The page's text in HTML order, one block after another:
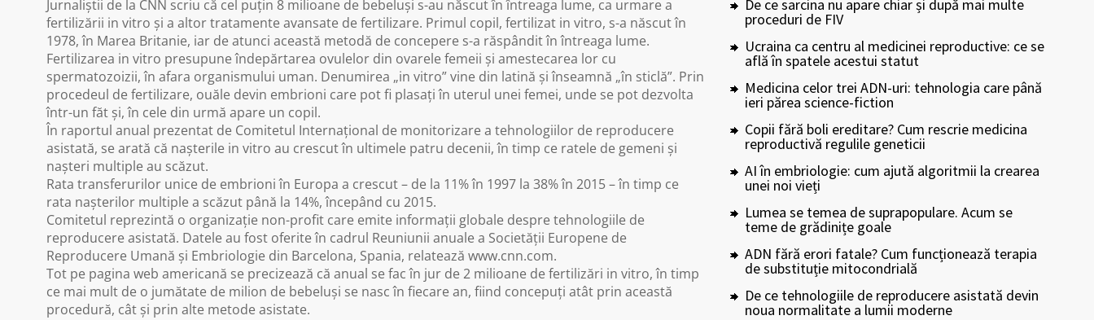
Jurnaliștii de la CNN scriu că cel puțin 8 milioane de bebeluși s-au născut în întreaga lume, ca urmare a
fertilizării in vitro și a altor tratamente avansate de fertilizare. Primul copil, fertilizat in vitro, s-a născut în
1978, în Marea Britanie, iar de atunci această metodă de concepere s-a răspândit în întreaga lume.
Fertilizarea in vitro presupune îndepărtarea ovulelor din ovarele femeii și amestecarea lor cu
spermatozoizii, în afara organismului uman. Denumirea „in vitro” vine din latină și înseamnă „în sticlă”. Prin
procedeul de fertilizare, ouăle devin embrioni care pot fi plasați în uterul unei femei, unde se pot dezvolta
într-un făt și, în cele din urmă apare un copil.
În raportul anual prezentat de Comitetul Internațional de monitorizare a tehnologiilor de reproducere
asistată, se arată că nașterile in vitro au crescut în ultimele patru decenii, în timp ce ratele de gemeni și
nașteri multiple au scăzut.
Rata transferurilor unice de embrioni în Europa a crescut – de la 11% în 1997 la 38% în 2015 – în timp ce
rata nașterilor multiple a scăzut până la 14%, începând cu 2015.
Comitetul reprezintă o organizație non-profit care emite informații globale despre tehnologiile de
reproducere asistată. Datele au fost oferite în cadrul Reuniunii anuale a Societății Europene de
Reproducere Umană și Embriologie din Barcelona, Spania, relatează www.cnn.com.
Tot pe pagina web americană se precizează că anual se fac în jur de 2 milioane de fertilizări in vitro, în timp
ce mai mult de o jumătate de milion de bebeluși se nasc în fiecare an, fiind concepuți atât prin această
procedură, cât și prin alte metode asistate.
De ce sarcina nu apare chiar și după mai multe
proceduri de FIV
Ucraina ca centru al medicinei reproductive: ce se
află în spatele acestui statut
Medicina celor trei ADN-uri: tehnologia care până
ieri părea science-fiction
Copii fără boli ereditare? Cum rescrie medicina
reproductivă regulile geneticii
AI în embriologie: cum ajută algoritmii la crearea
unei noi vieți
Lumea se temea de suprapopulare. Acum se
teme de grădinițe goale
ADN fără erori fatale? Cum funcționează terapia
de substituție mitocondrială
De ce tehnologiile de reproducere asistată devin
noua normalitate a lumii moderne